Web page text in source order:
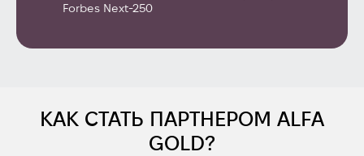
Forbes Next-250
КАК СТАТЬ ПАРТНЕРОМ ALFA
GOLD?